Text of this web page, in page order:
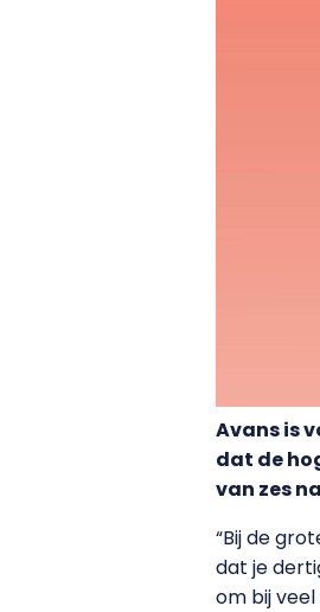
Avans is
dat de
van zes
“Bij de
dat je
om bij